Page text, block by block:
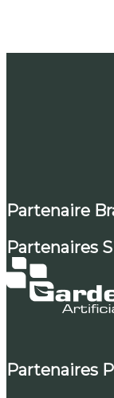
Partenaire
Partenaires
Partenaires